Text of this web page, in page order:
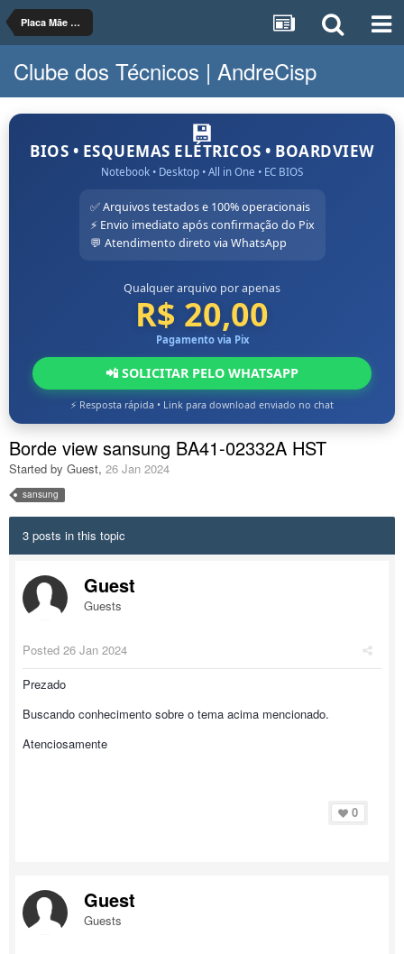
Placa Mãe de Notebook
Clube dos Técnicos | AndreCisp
💾
BIOS • ESQUEMAS ELÉTRICOS • BOARDVIEW
Notebook • Desktop • All in One • EC BIOS
✅ Arquivos testados e 100% operacionais
⚡ Envio imediato após confirmação do Pix
💬 Atendimento direto via WhatsApp
Qualquer arquivo por apenas
R$ 20,00
Pagamento via Pix
📲 SOLICITAR PELO WHATSAPP
⚡ Resposta rápida • Link para download enviado no chat
Borde view sansung BA41-02332A HST
Started by Guest, 26 Jan 2024
sansung
3 posts in this topic
Guest
Guests
Posted 26 Jan 2024
Prezado
Buscando conhecimento sobre o tema acima mencionado.
Atenciosamente
0
Guest
Guests